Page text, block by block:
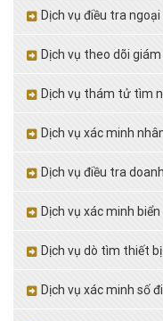
Dịch vụ điều tra
Dịch vụ theo dõi
Dịch vụ thám tử tìm
Dịch vụ xác minh
Dịch vụ điều tra
Dịch vụ xác minh biển
Dịch vụ dò tìm thiết
Dịch vụ xác minh số